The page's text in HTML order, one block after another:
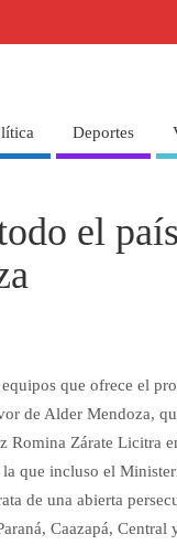
Deportes
el
que ofrece el
de Alder Mendoza,
Zárate Licitra
que incluso el
de una abierta
Caazapá,